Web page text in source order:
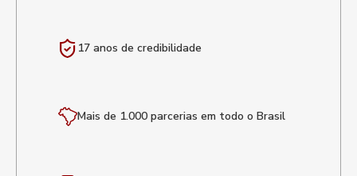
17 anos de credibilidade
Mais de 1.000 parcerias em todo o Brasil